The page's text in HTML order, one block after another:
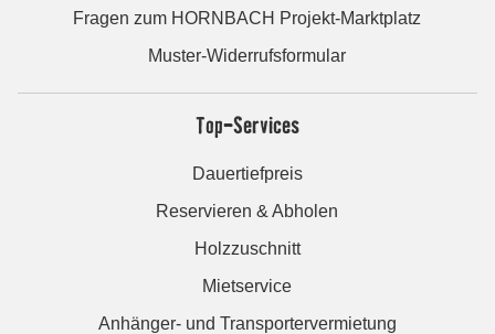
Fragen zum HORNBACH Projekt-Marktplatz
Muster-Widerrufsformular
Top-Services
Dauertiefpreis
Reservieren & Abholen
Holzzuschnitt
Mietservice
Anhänger- und Transportervermietung